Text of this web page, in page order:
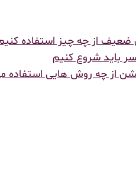
ضعیف از چه چیز استفاده
باید شروع کنیم
از چه روش هایی استفاده